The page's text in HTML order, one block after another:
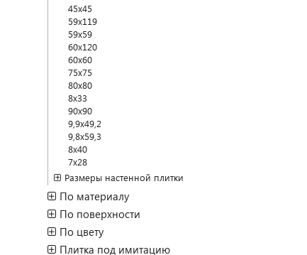
45х45
59x119
59x59
60x120
60х60
75x75
80x80
8х33
90x90
9,9x49,2
9,8x59,3
8x40
7x28
Размеры настенной плитки
По материалу
По поверхности
По цвету
Плитка под имитацию